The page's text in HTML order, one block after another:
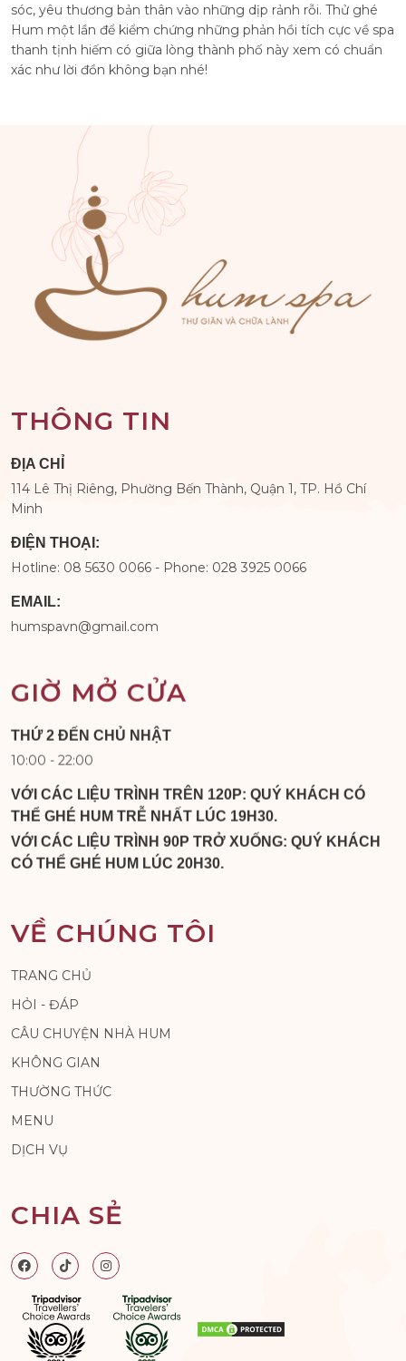
sóc, yêu thương bản thân vào những dịp rảnh rỗi. Thử ghé
Hum một lần để kiểm chứng những phản hồi tích cực về spa
thanh tịnh hiếm có giữa lòng thành phố này xem có chuẩn
xác như lời đồn không bạn nhé!
THÔNG TIN
ĐỊA CHỈ
114 Lê Thị Riêng, Phường Bến Thành, Quận 1, TP. Hồ Chí
Minh
ĐIỆN THOẠI:
Hotline: 08 5630 0066 - Phone: 028 3925 0066
EMAIL:
humspavn@gmail.com
GIỜ MỞ CỬA
THỨ 2 ĐẾN CHỦ NHẬT
10:00 - 22:00
VỚI CÁC LIỆU TRÌNH TRÊN 120P: QUÝ KHÁCH CÓ
THỂ GHÉ HUM TRỄ NHẤT LÚC 19H30.
VỚI CÁC LIỆU TRÌNH 90P TRỞ XUỐNG: QUÝ KHÁCH
CÓ THỂ GHÉ HUM LÚC 20H30.
VỀ CHÚNG TÔI
TRANG CHỦ
HỎI - ĐÁP
CÂU CHUYỆN NHÀ HUM
KHÔNG GIAN
THƯỜNG THỨC
MENU
DỊCH VỤ
CHIA SẺ